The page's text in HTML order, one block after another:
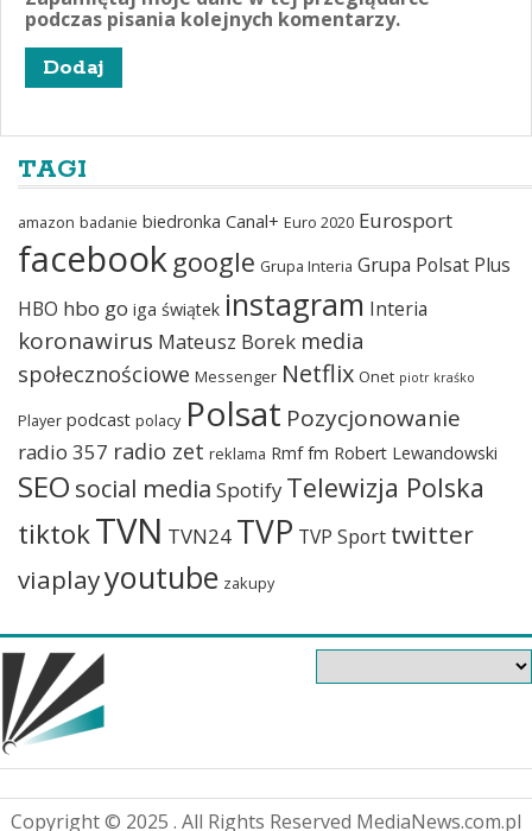
podczas pisania kolejnych komentarzy.
TAGI
amazon badanie biedronka Canal+ Euro 2020 Eurosport
facebook google Grupa Interia Grupa Polsat Plus
HBO hbo go iga świątek instagram Interia
koronawirus Mateusz Borek media
społecznościowe Messenger Netflix Onet piotr kraśko
Player podcast polacy Polsat Pozycjonowanie
radio 357 radio zet reklama Rmf fm Robert Lewandowski
SEO social media Spotify Telewizja Polska
tiktokTVN TVN24 TVP TVP Sport twitter
viaplayyoutube zakupy
Copyright © 2025 . All Rights Reserved MediaNews.com.pl